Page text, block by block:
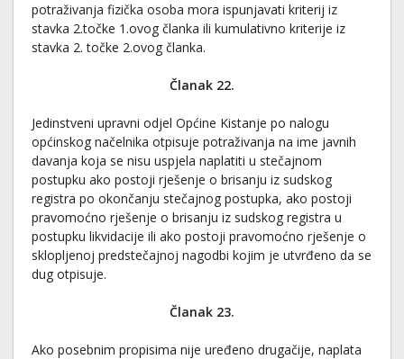
potraživanja fizička osoba mora ispunjavati kriterij iz
stavka 2.točke 1.ovog članka ili kumulativno kriterije iz
stavka 2. točke 2.ovog članka.
Članak 22.
Jedinstveni upravni odjel Općine Kistanje po nalogu
općinskog načelnika otpisuje potraživanja na ime javnih
davanja koja se nisu uspjela naplatiti u stečajnom
postupku ako postoji rješenje o brisanju iz sudskog
registra po okončanju stečajnog postupka, ako postoji
pravomoćno rješenje o brisanju iz sudskog registra u
postupku likvidacije ili ako postoji pravomoćno rješenje o
sklopljenoj predstečajnoj nagodbi kojim je utvrđeno da se
dug otpisuje.
Članak 23.
Ako posebnim propisima nije uređeno drugačije, naplata